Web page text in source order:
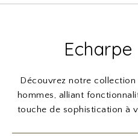
Découvrez notre collection
hommes, alliant
touche de sophistication à